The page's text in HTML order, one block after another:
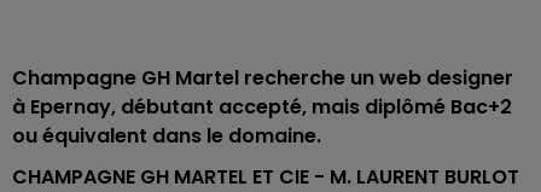
Champagne GH Martel recherche un web designer
à Epernay, débutant accepté, mais diplômé Bac+2
ou équivalent dans le domaine.
CHAMPAGNE GH MARTEL ET CIE - M. LAURENT BURLOT